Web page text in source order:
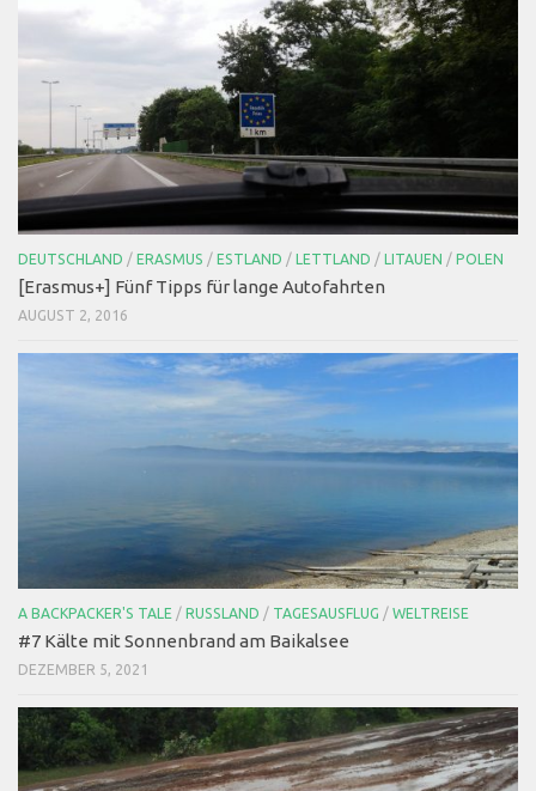
DEUTSCHLAND / ERASMUS / ESTLAND / LETTLAND / LITAUEN / POLEN
[Erasmus+] Fünf Tipps für lange Autofahrten
AUGUST 2, 2016
A BACKPACKER'S TALE / RUSSLAND / TAGESAUSFLUG / WELTREISE
#7 Kälte mit Sonnenbrand am Baikalsee
DEZEMBER 5, 2021